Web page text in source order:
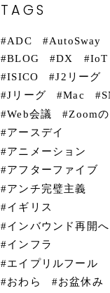
TAGS
ADC
AutoSway
BLOG
DX
IoT
ISICO
J2リーグ
Jリーグ
Mac
Web会議
Zoom
アースデイ
アニメーション
アフターファイブ
アンチ完璧主義
イギリス
インバウンド再開へ
インフラ
エイプリルフール
おわら
お盆休み